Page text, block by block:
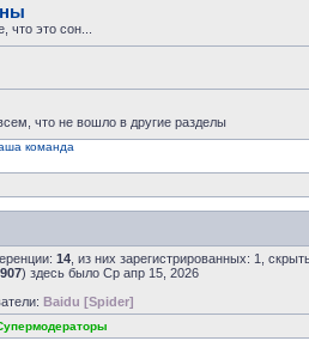
что это сон...
что не вошло в другие разделы
команда
14 , из них зарегистрированных: 1,
) здесь было Ср апр 15, 2026
Baidu [Spider]